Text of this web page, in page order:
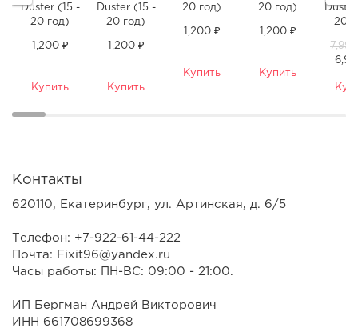
Duster (15 -
20 год)
1,200 ₽
Купить
Duster (15 -
20 год)
1,200 ₽
Купить
20 год)
1,200 ₽
Купить
20 год)
1,200 ₽
Купить
20
Контакты
620110, Екатеринбург, ул. Артинская, д. 6/5
Телефон: +7-922-61-44-222
Почта: Fixit96@yandex.ru
Часы работы: ПН-ВС: 09:00 - 21:00.
ИП Бергман Андрей Викторович
ИНН 661708699368